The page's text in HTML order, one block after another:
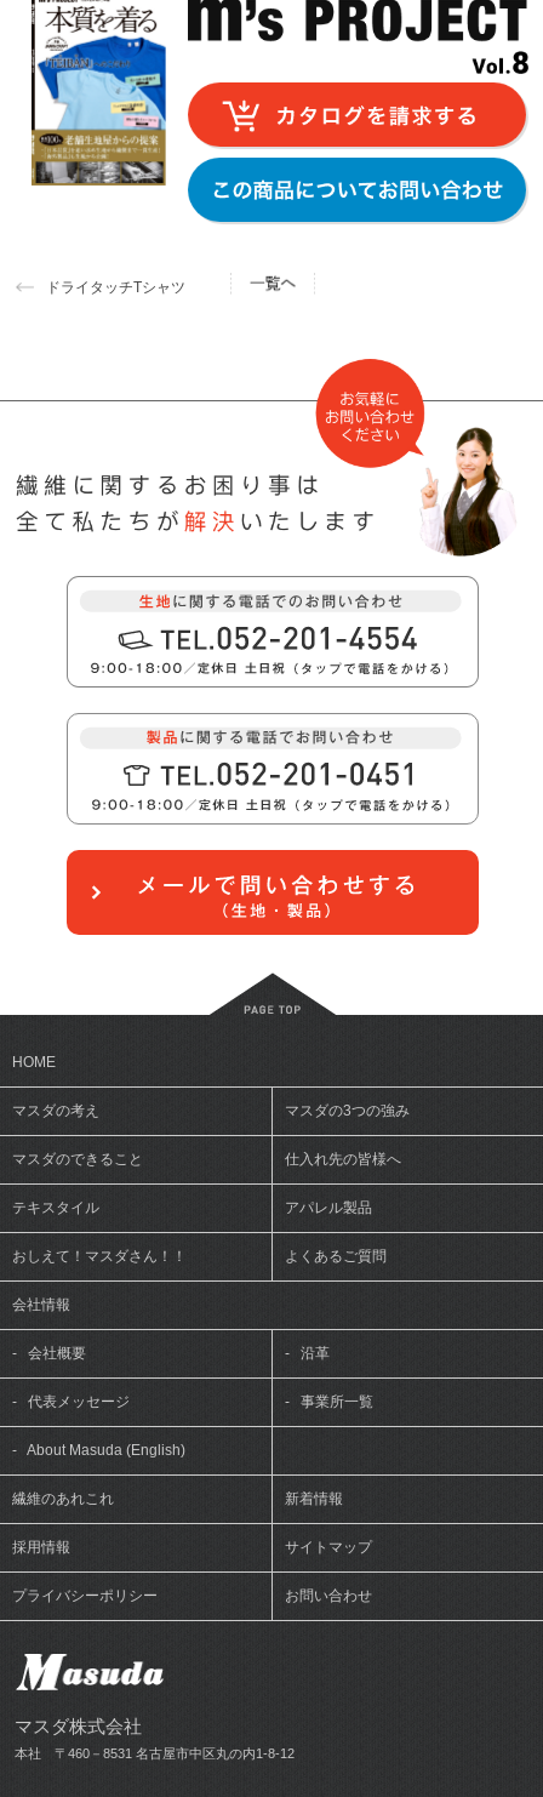
ドライタッチTシャツ
HOME
マスダの考え マスダの3つの強み
マスダのできること 仕入れ先の皆様へ
テキスタイル アパレル製品
おしえて！マスダさん！！ よくあるご質問
会社情報
- 会社概要 - 沿革
- 代表メッセージ - 事業所一覧
- About Masuda (English)
繊維のあれこれ 新着情報
採用情報 サイトマップ
プライバシーポリシー お問い合わせ
マスダ株式会社
本社 〒460－8531 名古屋市中区丸の内1-8-12